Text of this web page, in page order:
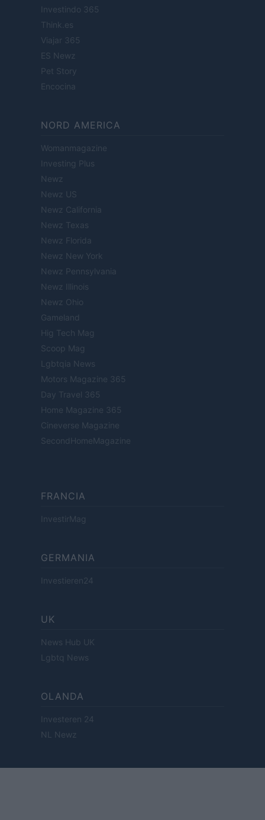
Investindo 365
Think.es
Viajar 365
ES Newz
Pet Story
Encocina
NORD AMERICA
Womanmagazine
Investing Plus
Newz
Newz US
Newz California
Newz Texas
Newz Florida
Newz New York
Newz Pennsylvania
Newz Illinois
Newz Ohio
Gameland
Hig Tech Mag
Scoop Mag
Lgbtqia News
Motors Magazine 365
Day Travel 365
Home Magazine 365
Cineverse Magazine
SecondHomeMagazine
FRANCIA
InvestirMag
GERMANIA
Investieren24
UK
News Hub UK
Lgbtq News
OLANDA
Investeren 24
NL Newz